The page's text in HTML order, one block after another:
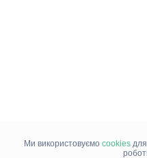
Ми використовуємо cookiesдля